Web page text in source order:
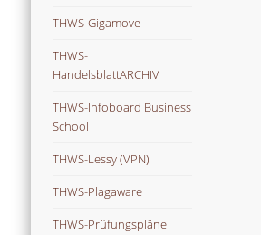
THWS-Gigamove
THWS-
HandelsblattARCHIV
THWS-Infoboard Business
School
THWS-Lessy (VPN)
THWS-Plagaware
THWS-Prüfungspläne